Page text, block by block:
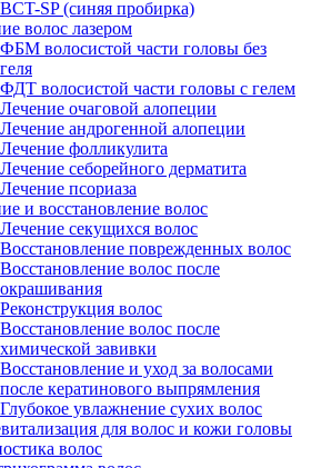
BCT-SP (синяя пробирка)
волос лазером
ФБМ волосистой части головы без
геля
ФДТ волосистой части головы с гелем
Лечение очаговой алопеции
Лечение андрогенной алопеции
Лечение фолликулита
Лечение себорейного дерматита
Лечение псориаза
и восстановление волос
Лечение секущихся волос
Восстановление поврежденных волос
Восстановление волос после
окрашивания
Реконструкция волос
Восстановление волос после
химической завивки
Восстановление и уход за волосами
после кератинового выпрямления
Глубокое увлажнение сухих волос
для волос и кожи головы
волос